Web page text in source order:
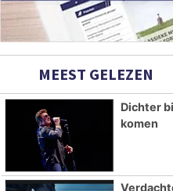
MEEST GELEZEN
Dichter
komen